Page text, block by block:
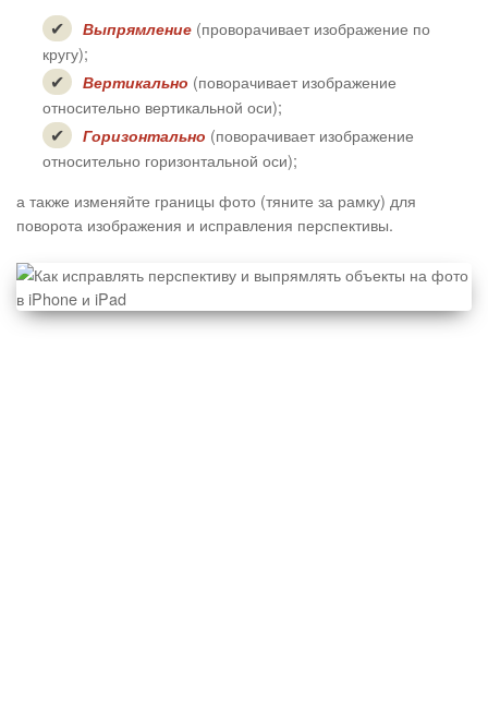
Выпрямление (проворачивает изображение по
кругу);
Вертикально (поворачивает изображение
относительно вертикальной оси);
Горизонтально (поворачивает изображение
относительно горизонтальной оси);
а также изменяйте границы фото (тяните за рамку) для
поворота изображения и исправления перспективы.